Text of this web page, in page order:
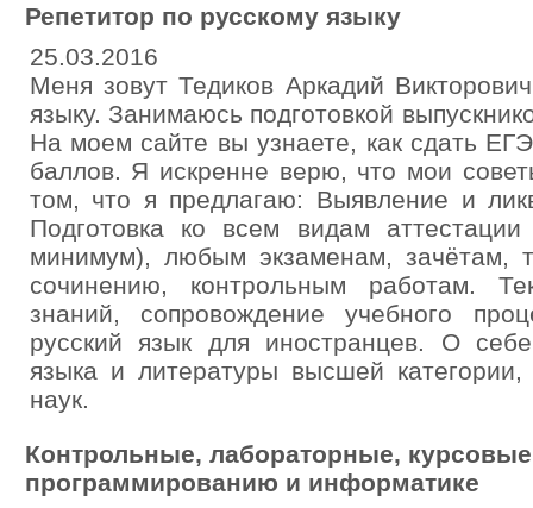
Репетитор по русскому языку
25.03.2016
Меня зовут Тедиков Аркадий
языку. Занимаюсь подготовкой
На моем сайте вы узнаете, как сдать
баллов. Я искренне верю, что мои
том, что я предлагаю: Выявление и
Подготовка ко всем видам
минимум), любым экзаменам, зачётам,
сочинению, контрольным работам.
знаний, сопровождение учебного
русский язык для иностранцев. О
языка и литературы высшей категории,
наук.
Контрольные, лабораторные,
программированию и информатике